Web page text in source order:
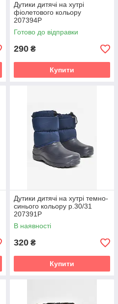
Дутики дитячі на хутрі
фіолетового кольору
207394P
Готово до відправки
290 ₴
Купити
Дутики дитячі на хутрі темно-
синього кольору р.30/31
207391P
В наявності
320 ₴
Купити